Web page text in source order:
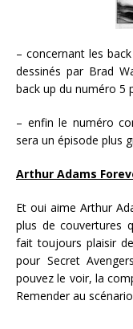
– concernant les
dessinés par Brad
back up du numéro 5
– enfin le numéro
sera un épisode plus
Arthur Adams
Et oui aime Arthur
plus de couvertures
fait toujours plaisir
pour Secret
pouvez le voir, la
Remender au